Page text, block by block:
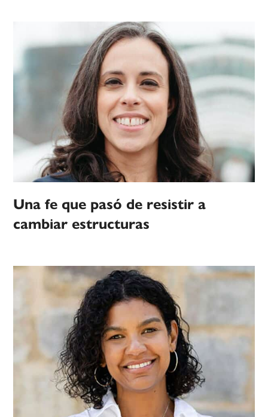
Una fe que pasó de resistir a
cambiar estructuras